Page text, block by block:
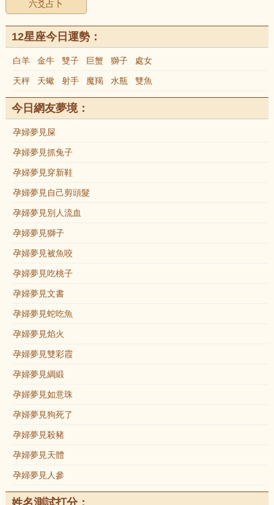
六爻占卜
12星座今日運勢：
白羊 金牛 雙子 巨蟹 獅子 處女
天秤 天蠍 射手 魔羯 水瓶 雙魚
今日網友夢境：
孕婦夢見屎
孕婦夢見抓兔子
孕婦夢見穿新鞋
孕婦夢見自己剪頭髮
孕婦夢見別人流血
孕婦夢見獅子
孕婦夢見被魚咬
孕婦夢見吃桃子
孕婦夢見文書
孕婦夢見蛇吃魚
孕婦夢見焰火
孕婦夢見雙彩霞
孕婦夢見綢緞
孕婦夢見如意珠
孕婦夢見狗死了
孕婦夢見殺豬
孕婦夢見天體
孕婦夢見人參
姓名測試打分：